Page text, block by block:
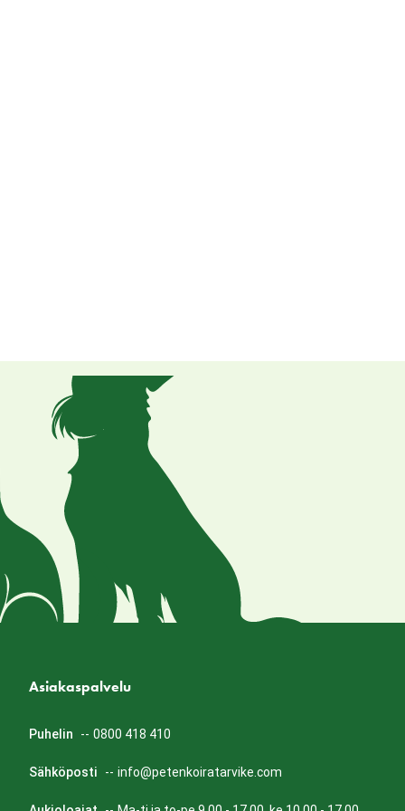
Asiakaspalvelu
Puhelin -- 0800 418 410
Sähköposti -- info@petenkoiratarvike.com